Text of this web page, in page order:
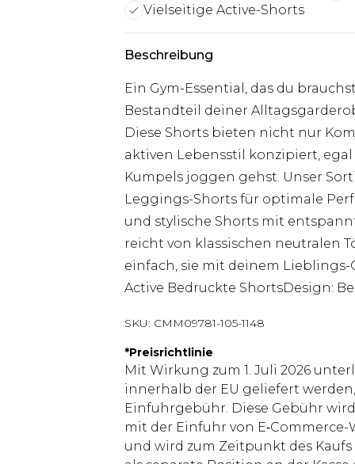
Vielseitige Active-Shorts
Beschreibung
Ein Gym-Essential, das du
Bestandteil deiner
Diese Shorts bieten nicht nur
aktiven Lebensstil konzipiert,
Kumpels joggen gehst. Unser
Leggings-Shorts für optimale
und stylische Shorts mit
reicht von klassischen neutralen
einfach, sie mit deinem Lieblings-
Active Bedruckte ShortsDesign:
SKU: CMM09781-105-1148
*Preisrichtlinie
Mit Wirkung zum 1. Juli 2026
innerhalb der EU geliefert
Einfuhrgebühr. Diese Gebühr
mit der Einfuhr von
und wird zum Zeitpunkt des